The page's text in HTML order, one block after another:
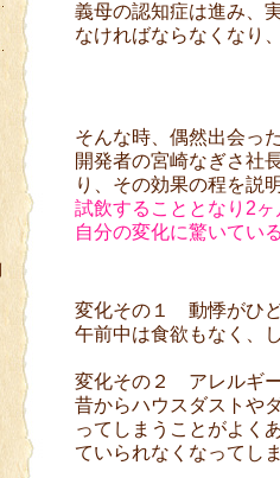
義母の認知症は進み、
なければならなくなり
そんな時、偶然出会っ
開発者の宮崎なぎさ社
り、その効果の程を説
試飲することとなり2
自分の変化に驚いてい
変化その１ 動悸がひ
午前中は食欲もなく、
変化その２ アレルギ
昔からハウスダストや
ってしまうことがよく
ていられなくなってし